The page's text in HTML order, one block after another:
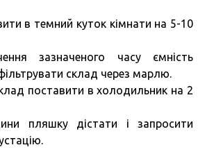
в темний куток кімнати на 5-10
зазначеного часу ємність
склад через марлю.
поставити в холодильник на 2
пляшку дістати і запросити